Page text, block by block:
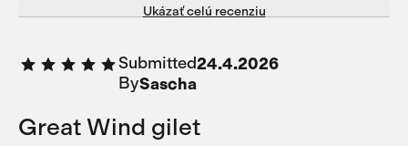
Ukázať celú recenziu
Submitted24.4.2026
BySascha
Great Wind gilet